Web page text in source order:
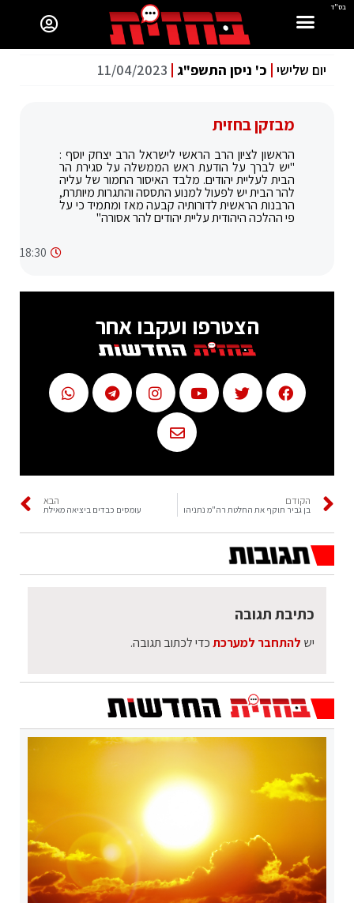
בס"ד
יום שלישי כ' ניסן התשפ"ג 11/04/2023
מבזקן בחזית
הראשון לציון הרב הראשי לישראל הרב יצחק יוסף :
"יש לברך על הודעת ראש הממשלה על סגירת הר
הבית לעליית יהודים. מלבד האיסור החמור של עליה
להר הבית יש לפעול למנוע התססה והתגרות מיותרת,
הרבנות הראשית לדורותיה קבעה מאז ומתמיד כי על
פי ההלכה היהודית עליית יהודים להר אסורה"
18:30
הצטרפו ועקבו אחר
הקודם
בן גביר תוקף את החלטת רה"מ נתניהו
הבא
עומסים כבדים ביציאה מאילת
כתיבת תגובה
יש להתחבר למערכתכדי לכתוב תגובה.